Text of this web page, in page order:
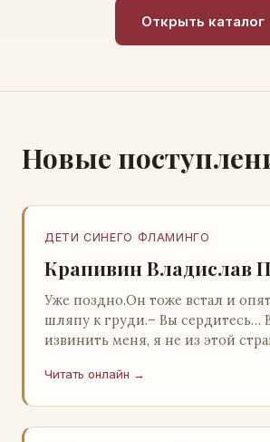
Открыть каталог
Новые
ДЕТИ СИНЕГО ФЛАМИНГО
Крапивин Владислав
Уже поздно.Он тоже встал и
шляпу к груди.– Вы
извинить меня, я не из этой
прошу: выс…
Читать онлайн →